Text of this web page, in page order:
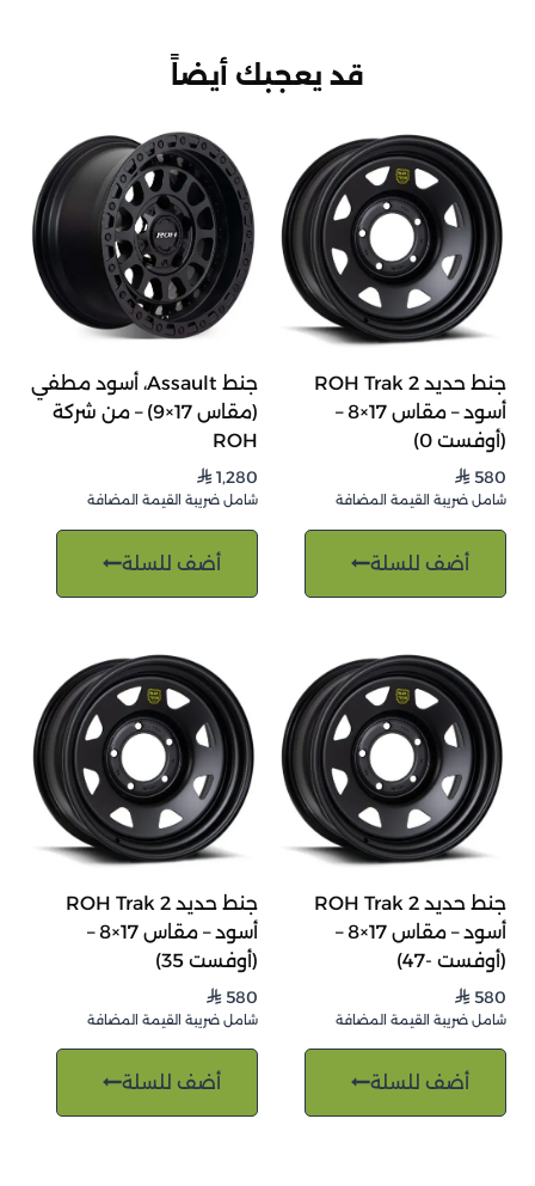
قد يعجبك أيضاً
جنط حديد ROH Trak 2
أسود – مقاس 17×8 –
(أوفست 0)
⃁580
شامل ضريبة القيمة المضافة
أضف للسلة
جنط Assault، أسود مطفي
(مقاس 17×9) – من شركة
ROH
⃁1,280
شامل ضريبة القيمة المضافة
أضف للسلة
جنط حديد ROH Trak 2
أسود – مقاس 17×8 –
(أوفست -47)
⃁580
شامل ضريبة القيمة المضافة
أضف للسلة
جنط حديد ROH Trak 2
أسود – مقاس 17×8 –
(أوفست 35)
⃁580
شامل ضريبة القيمة المضافة
أضف للسلة